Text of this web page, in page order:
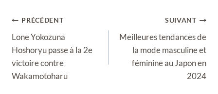
Navigation
de
l’article
PRÉCÉDENT
Lone Yokozuna
Hoshoryu passe à la 2e
victoire contre
Wakamotoharu
SUIVANT
Meilleures tendances de
la mode masculine et
féminine au Japon en
2024